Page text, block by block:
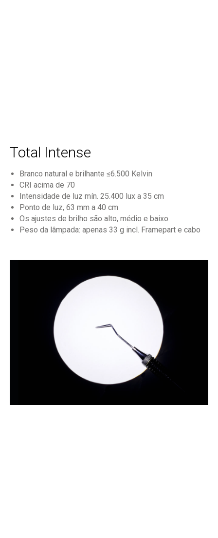
Total Intense
Branco natural e brilhante ≤6.500 Kelvin
CRI acima de 70
Intensidade de luz mín. 25.400 lux a 35 cm
Ponto de luz, 63 mm a 40 cm
Os ajustes de brilho são alto, médio e baixo
Peso da lâmpada: apenas 33 g incl. Framepart e cabo